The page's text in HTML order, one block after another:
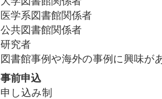
医学系図書館関係者
公共図書館関係者
研究者
図書館事例や海外の事例に興味が
事前申込
申し込み制